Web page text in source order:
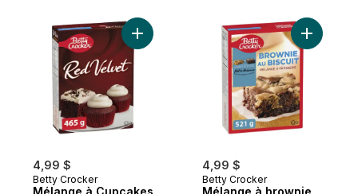
4,99 $
Betty Crocker
Ajouter Mélange à Cupcakes Red Velvet
4,99 $
Betty Crocker
Ajouter